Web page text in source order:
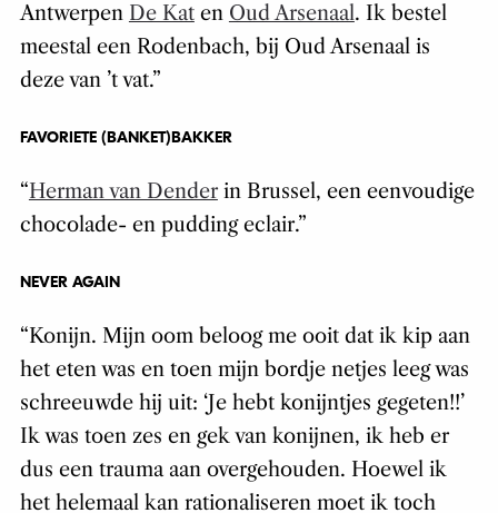
Antwerpen De Katen Oud Arsenaal. Ik bestel
meestal een Rodenbach, bij Oud Arsenaal is
deze van ’t vat.”
FAVORIETE (BANKET)BAKKER
“Herman van Denderin Brussel, een eenvoudige
chocolade- en pudding eclair.”
NEVER AGAIN
“Konijn. Mijn oom beloog me ooit dat ik kip aan
het eten was en toen mijn bordje netjes leeg was
schreeuwde hij uit: ‘Je hebt konijntjes gegeten!!’
Ik was toen zes en gek van konijnen, ik heb er
dus een trauma aan overgehouden. Hoewel ik
het helemaal kan rationaliseren moet ik toch